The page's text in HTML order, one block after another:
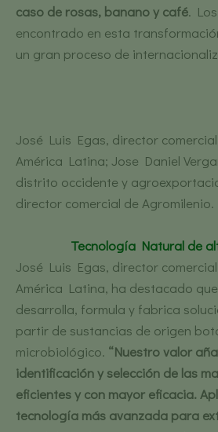
caso de rosas, banano y café.
encontrado en esta
un gran proceso de
José Luis Egas, director
América Latina; Jose Daniel
distrito occidente y
director comercial de Agromilenio.
Tecnología Natural de
José Luis Egas, director
América Latina, ha destacado
desarrolla, formula y fabrica
partir de sustancias de origen
microbiológico. “Nuestro valor
identificación y selección de las
eficientes y con mayor eficacia.
tecnología más avanzada para